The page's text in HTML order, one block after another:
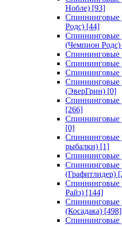
Нобле) [93]
Спиннинговые
Родс) [44]
Спиннинговые
(Чемпион Родс)
Спиннинговые
Спиннинговые
Спиннинговые
Спиннинговые
(ЭверГрин) [0]
Спиннинговые
[266]
Спиннинговые
[0]
Спиннинговые
рыбалки) [1]
Спиннинговые
(Графитлидер)
Спиннинговые
Райз) [144]
Спиннинговые
(Косадака) [498]
Спиннинговые